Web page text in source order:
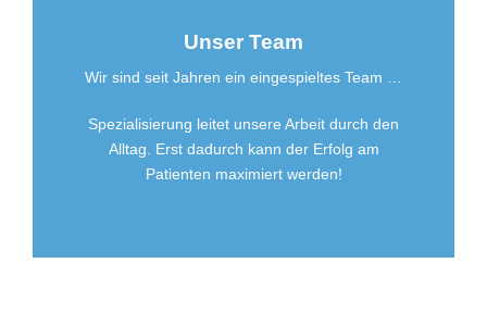
Unser Team
Wir sind seit Jahren ein eingespieltes Team …
Spezialisierung leitet unsere Arbeit durch den
Alltag. Erst dadurch kann der Erfolg am
Patienten maximiert werden!